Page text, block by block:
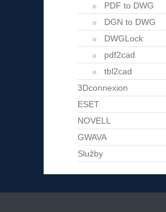
PDF to DWG
DGN to DWG
DWGLock
pdf2cad
tbl2cad
3Dconnexion
ESET
NOVELL
GWAVA
Služby